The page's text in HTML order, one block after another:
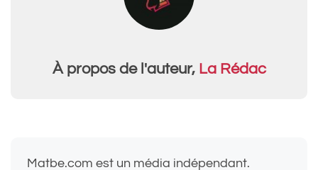
À propos de l'auteur, La Rédac
Matbe.com est un média indépendant.